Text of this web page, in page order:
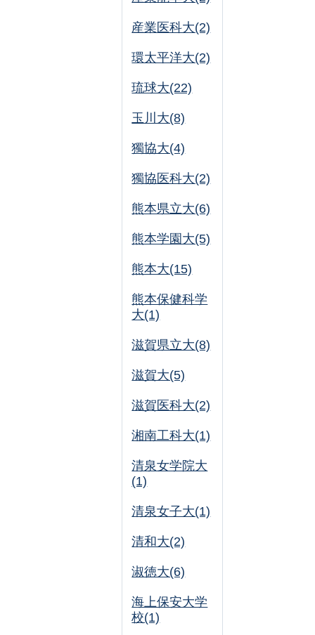
産業医科大(2)
環太平洋大(2)
琉球大(22)
玉川大(8)
獨協大(4)
獨協医科大(2)
熊本県立大(6)
熊本学園大(5)
熊本大(15)
熊本保健科学
大(1)
滋賀県立大(8)
滋賀大(5)
滋賀医科大(2)
湘南工科大(1)
清泉女学院大
(1)
清泉女子大(1)
清和大(2)
淑徳大(6)
海上保安大学
校(1)